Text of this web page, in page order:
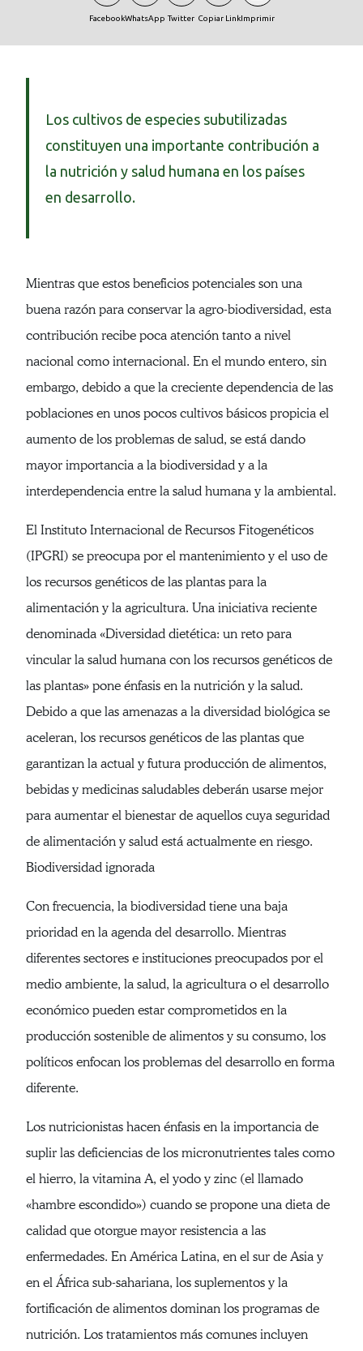
FacebookWhatsApp Twitter Copiar LinkImprimir
Los cultivos de especies subutilizadas
constituyen una importante contribución a
la nutrición y salud humana en los países
en desarrollo.
Mientras que estos beneficios potenciales son una
buena razón para conservar la agro-biodiversidad, esta
contribución recibe poca atención tanto a nivel
nacional como internacional. En el mundo entero, sin
embargo, debido a que la creciente dependencia de las
poblaciones en unos pocos cultivos básicos propicia el
aumento de los problemas de salud, se está dando
mayor importancia a la biodiversidad y a la
interdependencia entre la salud humana y la ambiental.
El Instituto Internacional de Recursos Fitogenéticos
(IPGRI) se preocupa por el mantenimiento y el uso de
los recursos genéticos de las plantas para la
alimentación y la agricultura. Una iniciativa reciente
denominada «Diversidad dietética: un reto para
vincular la salud humana con los recursos genéticos de
las plantas» pone énfasis en la nutrición y la salud.
Debido a que las amenazas a la diversidad biológica se
aceleran, los recursos genéticos de las plantas que
garantizan la actual y futura producción de alimentos,
bebidas y medicinas saludables deberán usarse mejor
para aumentar el bienestar de aquellos cuya seguridad
de alimentación y salud está actualmente en riesgo.
Biodiversidad ignorada
Con frecuencia, la biodiversidad tiene una baja
prioridad en la agenda del desarrollo. Mientras
diferentes sectores e instituciones preocupados por el
medio ambiente, la salud, la agricultura o el desarrollo
económico pueden estar comprometidos en la
producción sostenible de alimentos y su consumo, los
políticos enfocan los problemas del desarrollo en forma
diferente.
Los nutricionistas hacen énfasis en la importancia de
suplir las deficiencias de los micronutrientes tales como
el hierro, la vitamina A, el yodo y zinc (el llamado
«hambre escondido») cuando se propone una dieta de
calidad que otorgue mayor resistencia a las
enfermedades. En América Latina, en el sur de Asia y
en el África sub-sahariana, los suplementos y la
fortificación de alimentos dominan los programas de
nutrición. Los tratamientos más comunes incluyen